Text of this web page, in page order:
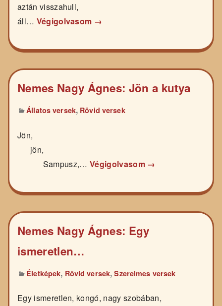
aztán visszahull,
áll… Végigolvasom →
Nemes Nagy Ágnes: Jön a kutya
Állatos versek, Rövid versek
Jön,
jön,
Sampusz,…Végigolvasom →
Nemes Nagy Ágnes: Egy
ismeretlen…
Életképek, Rövid versek,Szerelmes versek
Egy ismeretlen, kongó, nagy szobában,